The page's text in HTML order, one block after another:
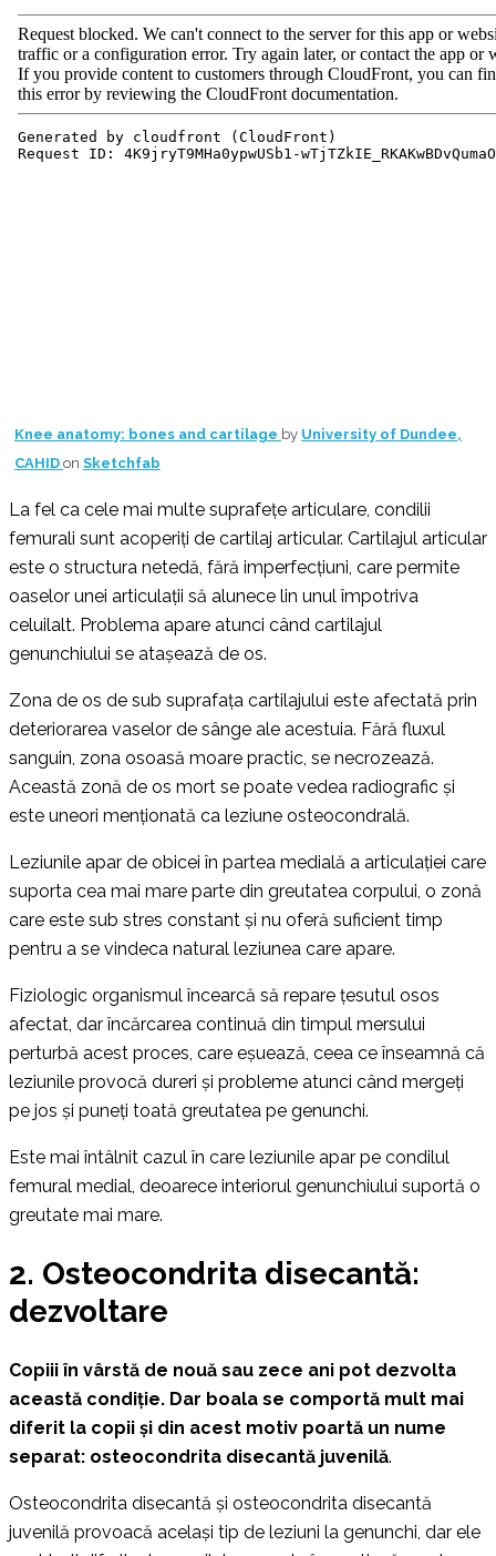
Knee anatomy: bones and cartilage by University of Dundee,
CAHID on Sketchfab
La fel ca cele mai multe suprafețe articulare, condilii
femurali sunt acoperiți de cartilaj articular. Cartilajul articular
este o structura netedă, fără imperfecțiuni, care permite
oaselor unei articulații să alunece lin unul împotriva
celuilalt. Problema apare atunci când cartilajul
genunchiului se atașează de os.
Zona de os de sub suprafața cartilajului este afectată prin
deteriorarea vaselor de sânge ale acestuia. Fără fluxul
sanguin, zona osoasă moare practic, se necrozează.
Această zonă de os mort se poate vedea radiografic și
este uneori menționată ca leziune osteocondrală.
Leziunile apar de obicei în partea medială a articulației care
suporta cea mai mare parte din greutatea corpului, o zonă
care este sub stres constant și nu oferă suficient timp
pentru a se vindeca natural leziunea care apare.
Fiziologic organismul încearcă să repare țesutul osos
afectat, dar încărcarea continuă din timpul mersului
perturbă acest proces, care eșuează, ceea ce înseamnă că
leziunile provocă dureri și probleme atunci când mergeți
pe jos și puneți toată greutatea pe genunchi.
Este mai întâlnit cazul în care leziunile apar pe condilul
femural medial, deoarece interiorul genunchiului suportă o
greutate mai mare.
2. Osteocondrita disecantă:
dezvoltare
Copiii în vârstă de nouă sau zece ani pot dezvolta
această condiție. Dar boala se comportă mult mai
diferit la copii și din acest motiv poartă un nume
separat: osteocondrita disecantă juvenilă.
Osteocondrita disecantă și osteocondrita disecantă
juvenilă provoacă același tip de leziuni la genunchi, dar ele